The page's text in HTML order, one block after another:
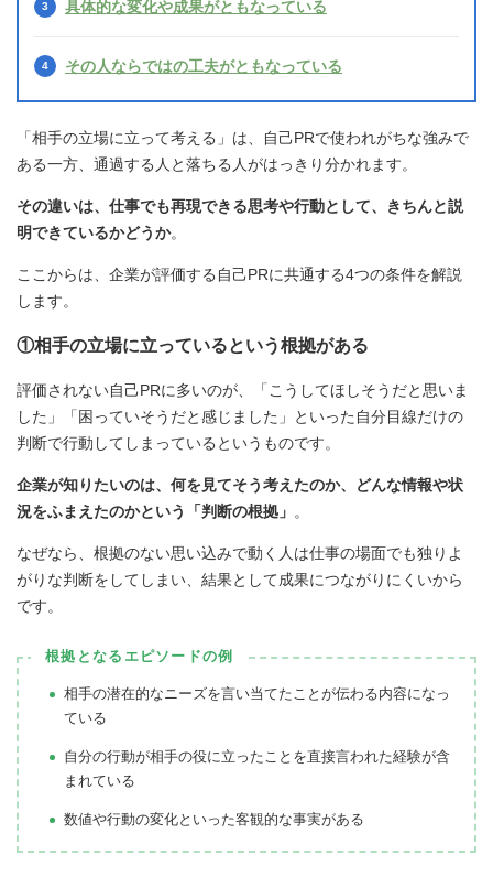
具体的な変化や成果がともなっている
その人ならではの工夫がともなっている
「相手の立場に立って考える」は、自己PRで使われがちな強みで
ある一方、通過する人と落ちる人がはっきり分かれます。
その違いは、仕事でも再現できる思考や行動として、きちんと説
明できているかどうか。
ここからは、企業が評価する自己PRに共通する4つの条件を解説
します。
①相手の立場に立っているという根拠がある
評価されない自己PRに多いのが、「こうしてほしそうだと思いま
した」「困っていそうだと感じました」といった自分目線だけの
判断で行動してしまっているというものです。
企業が知りたいのは、何を見てそう考えたのか、どんな情報や状
況をふまえたのかという「判断の根拠」 。
なぜなら、根拠のない思い込みで動く人は仕事の場面でも独りよ
がりな判断をしてしまい、結果として成果につながりにくいから
です。
根拠となるエピソードの例
相手の潜在的なニーズを言い当てたことが伝わる内容になっ
ている
自分の行動が相手の役に立ったことを直接言われた経験が含
まれている
数値や行動の変化といった客観的な事実がある